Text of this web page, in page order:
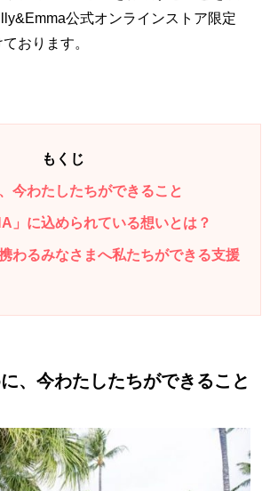
公式オンラインストア限定
おります。
もくじ
今わたしたちができること
」に込められている想いとは？
わるみなさまへ私たちができる支援
、今わたしたちができること